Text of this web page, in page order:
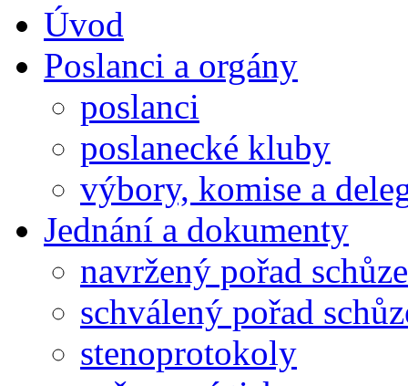
Úvod
Poslanci a orgány
poslanci
poslanecké kluby
výbory, komise a
Jednání a dokumenty
navržený pořad schůze
schválený pořad
stenoprotokoly